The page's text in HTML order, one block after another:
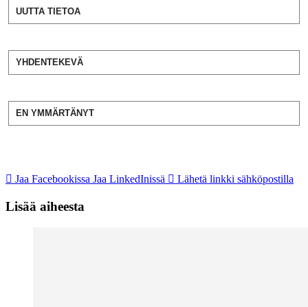
UUTTA TIETOA
YHDENTEKEVÄ
EN YMMÄRTÄNYT
Jaa Facebookissa Jaa LinkedInissä Lähetä linkki sähköpostilla
Lisää aiheesta